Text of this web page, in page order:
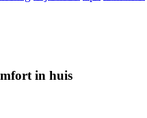
in huis